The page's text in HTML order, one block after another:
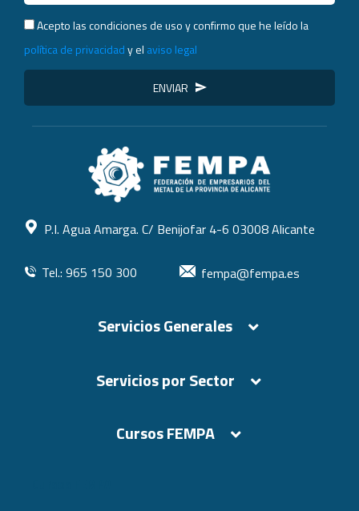
Acepto las condiciones de uso y confirmo que he leído la
política de privacidady el aviso legal
ENVIAR
P.I. Agua Amarga. C/ Benijofar 4-6 03008 Alicante
Tel.: 965 150 300 fempa@fempa.es
Servicios Generales
Servicios por Sector
Cursos FEMPA